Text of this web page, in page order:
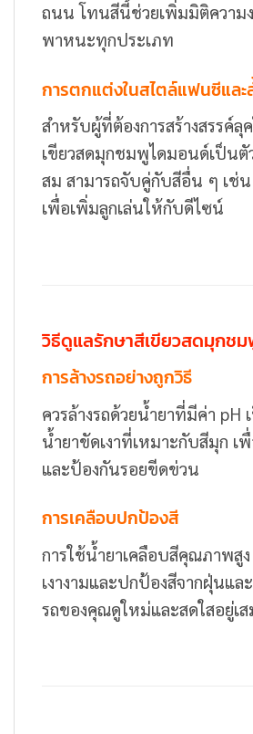
ถนน โทนสีนี้ช่วยเพิ่มมิติความ
พาหนะทุกประเภท
การตกแต่งในสไตล์แฟนซีและ
สำหรับผู้ที่ต้องการสร้างสรรค์ลุ
เขียวสดมุกชมพูไดมอนด์เป็นตั
สม สามารถจับคู่กับสีอื่น ๆ เช่น
เพื่อเพิ่มลูกเล่นให้กับดีไซน์
วิธีดูแลรักษาสีเขียวสดมุกช
การล้างรถอย่างถูกวิธี
ควรล้างรถด้วยน้ำยาที่มีค่า pH
น้ำยาขัดเงาที่เหมาะกับสีมุก เพื่
และป้องกันรอยขีดข่วน
การเคลือบปกป้องสี
การใช้น้ำยาเคลือบสีคุณภาพสูง
เงางามและปกป้องสีจากฝุ่นแล
รถของคุณดูใหม่และสดใสอยู่เ